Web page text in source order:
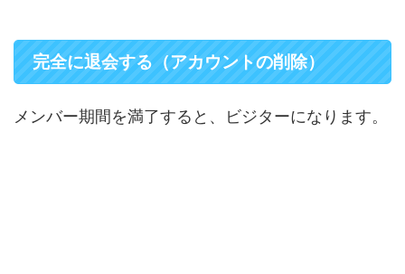
完全に退会する（アカウントの削除）
メンバー期間を満了すると、ビジターになります。